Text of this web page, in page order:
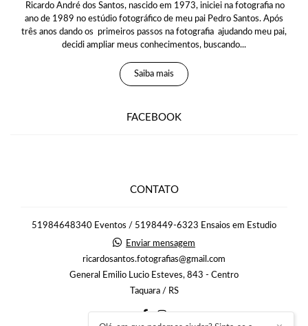
Ricardo André dos Santos, nascido em 1973, iniciei na fotografia no
ano de 1989 no estúdio fotográfico de meu pai Pedro Santos. Após
três anos dando os primeiros passos na fotografia ajudando meu pai,
decidi ampliar meus conhecimentos, buscando...
Saiba mais
FACEBOOK
CONTATO
51984648340 Eventos / 5198449-6323 Ensaios em Estudio
Enviar mensagem
ricardosantos.fotografias@gmail.com
General Emilio Lucio Esteves, 843 - Centro
Taquara / RS